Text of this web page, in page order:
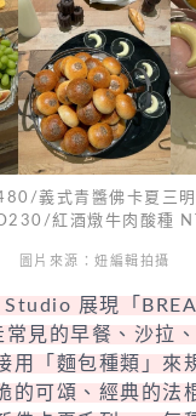
義式青醬佛卡夏三
紅酒燉牛肉酸種
圖片來源：妞編輯拍攝
展現「
常見的早餐、沙拉
用「麵包種類」來
的可頌、經典的法